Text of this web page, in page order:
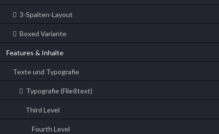
3-Spalten-Layout
Boxed Variante
Features & Inhalte
Texte und Typografie
Typografie (Fließtext)
Third Level
Fourth Level